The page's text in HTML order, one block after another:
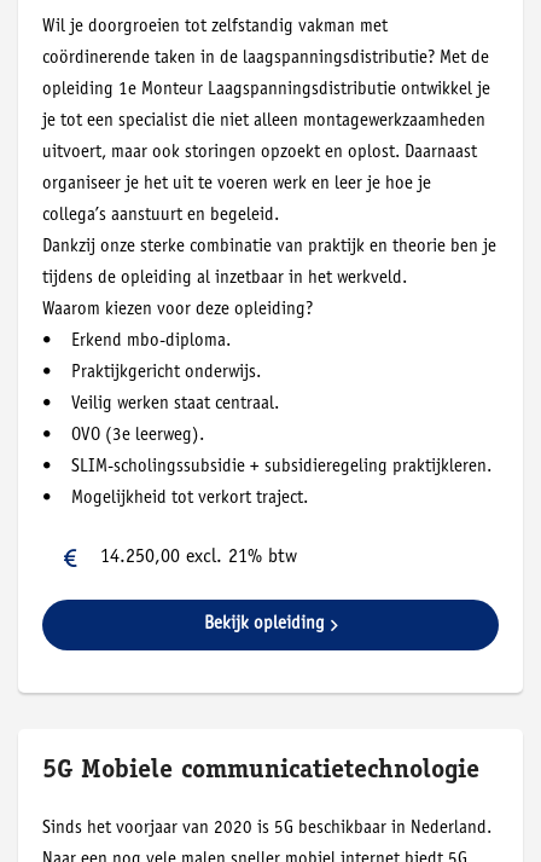
Wil je doorgroeien tot zelfstandig vakman met
coördinerende taken in de laagspanningsdistributie? Met de
opleiding 1e Monteur Laagspanningsdistributie ontwikkel je
je tot een specialist die niet alleen montagewerkzaamheden
uitvoert, maar ook storingen opzoekt en oplost. Daarnaast
organiseer je het uit te voeren werk en leer je hoe je
collega’s aanstuurt en begeleid.
Dankzij onze sterke combinatie van praktijk en theorie ben je
tijdens de opleiding al inzetbaar in het werkveld.
Waarom kiezen voor deze opleiding?
• Erkend mbo-diploma.
• Praktijkgericht onderwijs.
• Veilig werken staat centraal.
• OVO (3e leerweg).
• SLIM-scholingssubsidie + subsidieregeling praktijkleren.
• Mogelijkheid tot verkort traject.
14.250,00 excl. 21% btw
Bekijk opleiding
5G Mobiele communicatietechnologie
Sinds het voorjaar van 2020 is 5G beschikbaar in Nederland.